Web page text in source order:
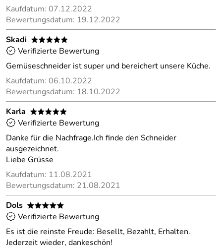
Kaufdatum: 07.12.2022
Bewertungsdatum: 19.12.2022
Skadi
*****
Verifizierte Bewertung
Gemüseschneider ist super und bereichert unsere Küche.
Kaufdatum: 06.10.2022
Bewertungsdatum: 18.10.2022
Karla
*****
Verifizierte Bewertung
Danke für die Nachfrage.Ich finde den Schneider
ausgezeichnet.
Liebe Grüsse
Kaufdatum: 11.08.2021
Bewertungsdatum: 21.08.2021
Dols
*****
Verifizierte Bewertung
Es ist die reinste Freude: Besellt, Bezahlt, Erhalten.
Jederzeit wieder, dankeschön!